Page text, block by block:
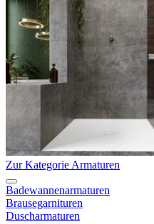
Zur Kategorie Armaturen
Badewannenarmaturen
Brausegarnituren
Duscharmaturen